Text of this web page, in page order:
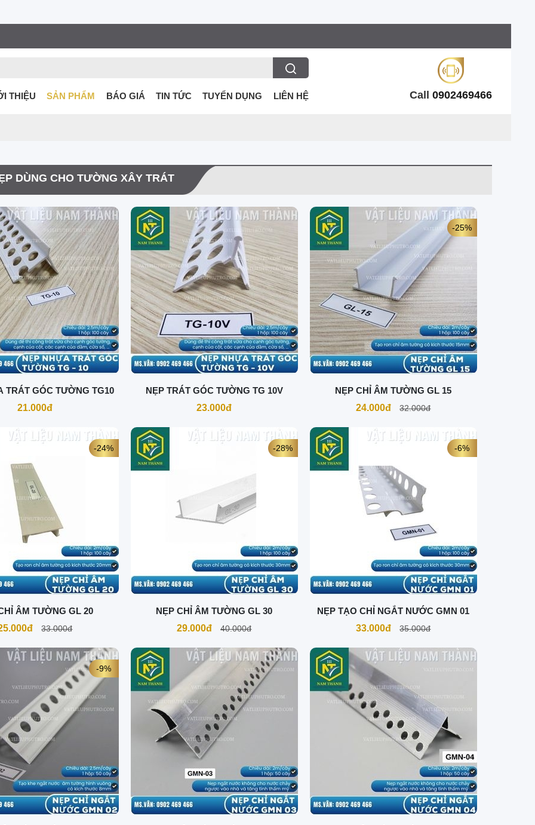
THIỆU SẢN PHẨM BÁO GIÁ TIN TỨC TUYỂN DỤNG LIÊN HỆ Call 0902469466
DÙNG CHO TƯỜNG XÂY TRÁT
TRÁT GÓC TƯỜNG TG10
21.000đ
NẸP TRÁT GÓC TƯỜNG TG 10V
23.000đ
NẸP CHỈ ÂM TƯỜNG GL 15
24.000đ
32.000đ
-25%
ÂM TƯỜNG GL 20
33.000đ
-24%
NẸP CHỈ ÂM TƯỜNG GL 30
29.000đ
40.000đ
-28%
NẸP TẠO CHỈ NGẮT NƯỚC GMN 01
33.000đ
35.000đ
-6%
-9%